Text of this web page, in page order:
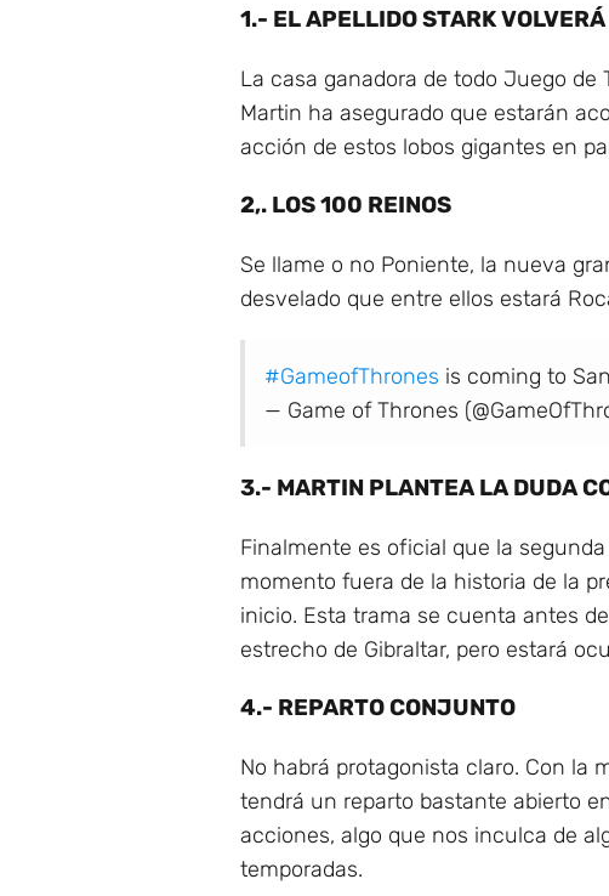
1.- EL APELLIDO STARK
La casa ganadora de todo Juego
Martin ha asegurado que estarán
acción de estos lobos gigantes en
2,. LOS 100 REINOS
Se llame o no Poniente, la nueva
desvelado que entre ellos estará
#GameofThrones is coming to
— Game of Thrones
3.- MARTIN PLANTEA LA DUDA
Finalmente es oficial que la
momento fuera de la historia de la
inicio. Esta trama se cuenta antes
estrecho de Gibraltar, pero estará
4.- REPARTO CONJUNTO
No habrá protagonista claro. Con la
tendrá un reparto bastante abierto
acciones, algo que nos inculca de
temporadas.